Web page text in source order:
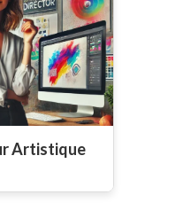
Artistique